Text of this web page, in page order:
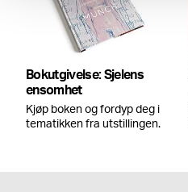
Bokutgivelse: Sjelens
ensomhet
Kjøp boken og fordyp deg i
tematikken fra utstillingen.